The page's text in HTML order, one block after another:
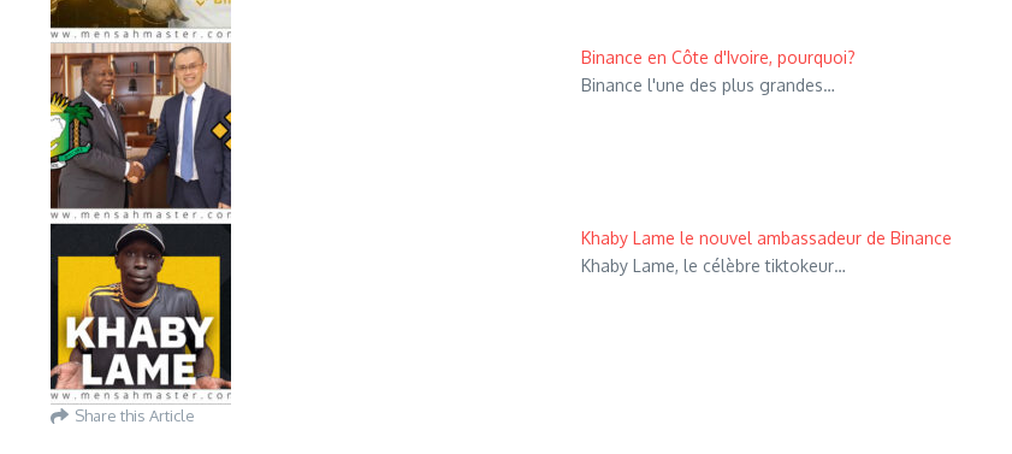
Binance en Côte d'Ivoire, pourquoi?
Binance l'une des plus grandes…
Khaby Lame le nouvel ambassadeur de Binance
Khaby Lame, le célèbre tiktokeur…
Share this Article